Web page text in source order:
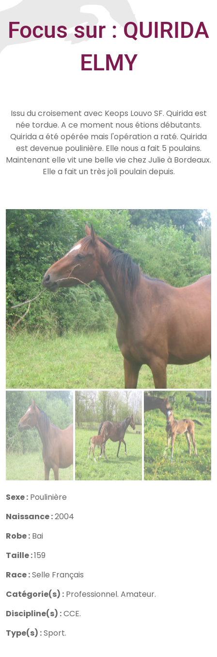
Focus sur : QUIRIDA
ELMY
Issu du croisement avec Keops Louvo SF. Quirida est
née tordue. A ce moment nous étions débutants.
Quirida a été opérée mais l'opération a raté. Quirida
est devenue poulinière. Elle nous a fait 5 poulains.
Maintenant elle vit une belle vie chez Julie à Bordeaux.
Elle a fait un très joli poulain depuis.
Sexe : Poulinière
Naissance :2004
Robe : Bai
Taille :159
Race :Selle Français
Catégorie(s) : Professionnel. Amateur.
Discipline(s) :CCE.
Type(s) :Sport.